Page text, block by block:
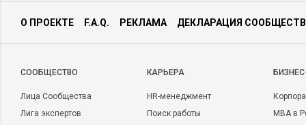
О ПРОЕКТЕ F.A.Q. РЕКЛАМА ДЕКЛАРАЦИЯ
CООБЩЕСТВО
Лица Сообщества
Лига экспертов
КАРЬЕРА
HR-менеджмент
Поиск работы
MBA в